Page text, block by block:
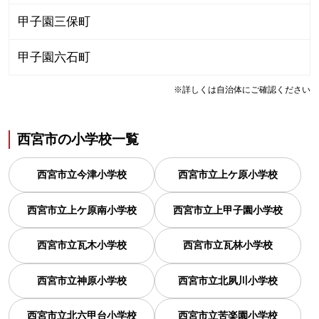
甲子園三保町
甲子園六石町
※詳しくは自治体にご確認ください
西宮市の小学校一覧
西宮市立今津小学校 西宮市立上ケ原小学校
西宮市立上ケ原南小学校 西宮市立上甲子園小学校
西宮市立瓦木小学校 西宮市立瓦林小学校
西宮市立神原小学校 西宮市立北夙川小学校
西宮市立北六甲台小学校 西宮市立苦楽園小学校